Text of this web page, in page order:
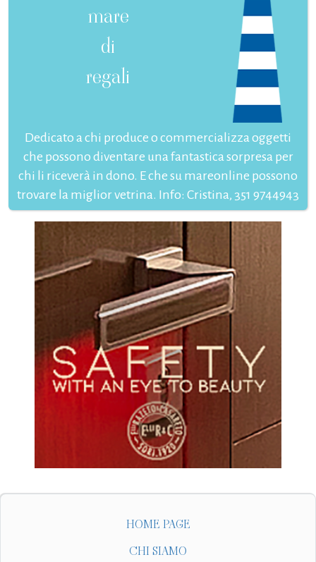
mare
di
regali
Dedicato a chi produce o commercializza oggetti
che possono diventare una fantastica sorpresa per
chi li riceverà in dono. E che su mareonline possono
trovare la miglior vetrina. Info: Cristina, 351 9744943
HOME PAGE
CHI SIAMO